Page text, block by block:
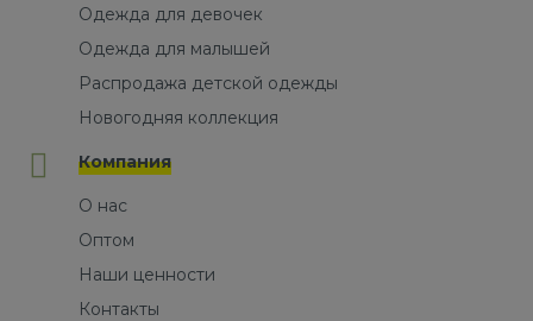
Одежда для девочек
Одежда для малышей
Распродажа детской одежды
Новогодняя коллекция
Компания
О нас
Оптом
Наши ценности
Контакты